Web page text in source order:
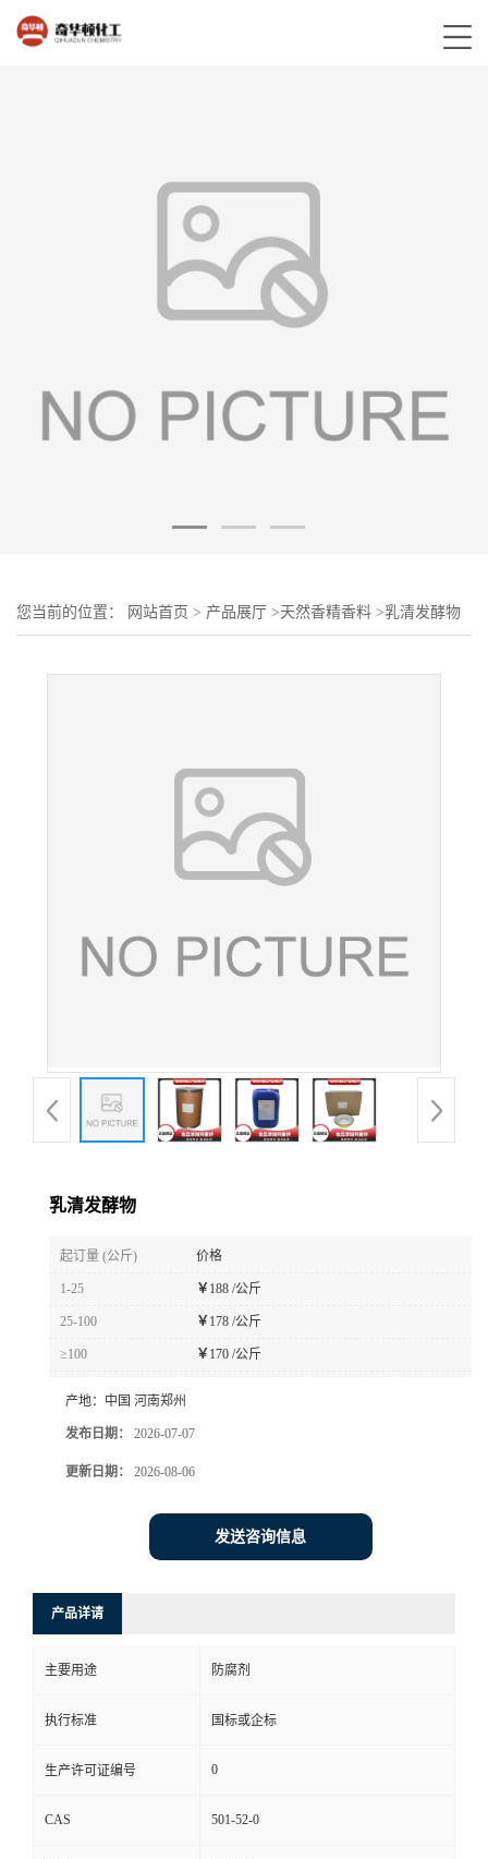
您当前的位置： 网站首页 > 产品展厅 >天然香精香料 >乳清发酵物
乳清发酵物
起订量 (公斤) 价格
1-25 ￥ 188 /公斤
25-100 ￥ 178 /公斤
≥100 ￥ 170 /公斤
产地： 中国 河南郑州
发布日期： 2026-07-07
更新日期： 2026-08-06
发送咨询信息
产品详请
主要用途 防腐剂
执行标准 国标或企标
生产许可证编号 0
CAS 501-52-0